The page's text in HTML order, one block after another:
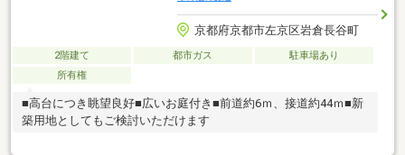
京都府京都市左京区岩倉長谷町
2階建て 都市ガス
駐車場あり
所有権
■高台につき眺望良好■広いお庭付き■前道約6ｍ、接道約44ｍ■新
築用地としてもご検討いただけます